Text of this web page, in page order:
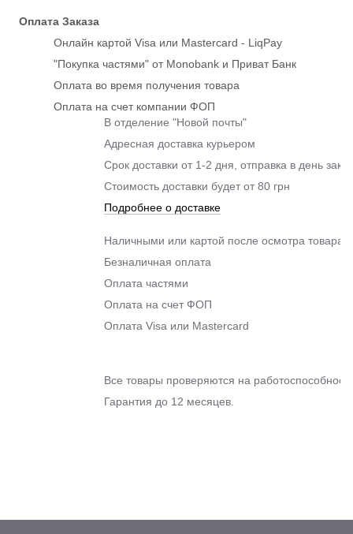
Оплата Заказа
Онлайн картой Visa или Mastercard - LiqPay
"Покупка частями" от Monobank и Приват Банк
Оплата во время получения товара
Оплата на счет компании ФОП
В отделение "Новой почты"
Адресная доставка курьером
Срок доставки от 1-2 дня, отправка в день
Стоимость доставки будет от 80 грн
Подробнее о доставке
Наличными или картой после осмотра товара
Безналичная оплата
Оплата частями
Оплата на счет ФОП
Оплата Visa или Mastercard
Все товары проверяются на
Гарантия до 12 месяцев.